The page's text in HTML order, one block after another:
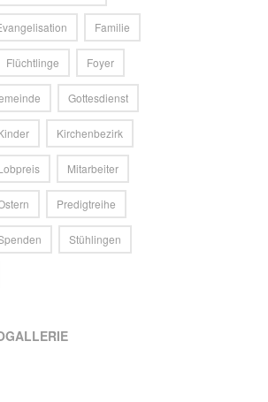
Familie
Flüchtlinge Foyer
Gottesdienst
Kirchenbezirk
Mitarbeiter
Predigtreihe
Stühlingen